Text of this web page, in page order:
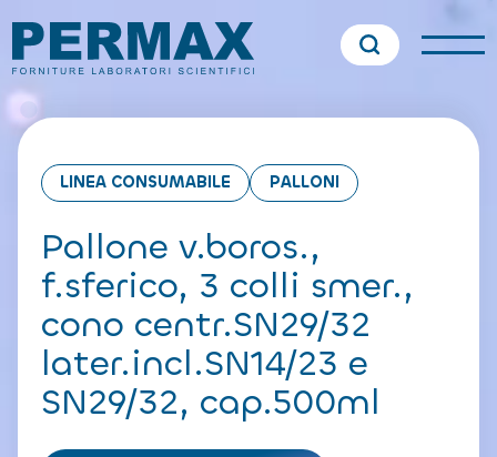
LINEA CONSUMABILE PALLONI
Pallone v.boros.,
f.sferico, 3 colli smer.,
cono centr.SN29/32
later.incl.SN14/23 e
SN29/32, cap.500ml